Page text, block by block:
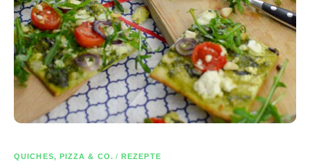
QUICHES, PIZZA & CO. / REZEPTE